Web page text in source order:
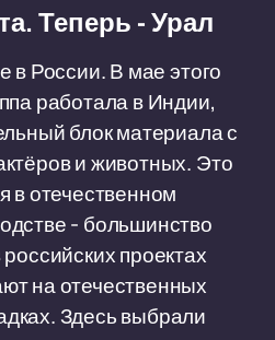
Теперь - Урал
в России. В мае этого
работала в Индии,
блок материала с
и животных. Это
в отечественном
- большинство
проектах
на отечественных
Здесь выбрали